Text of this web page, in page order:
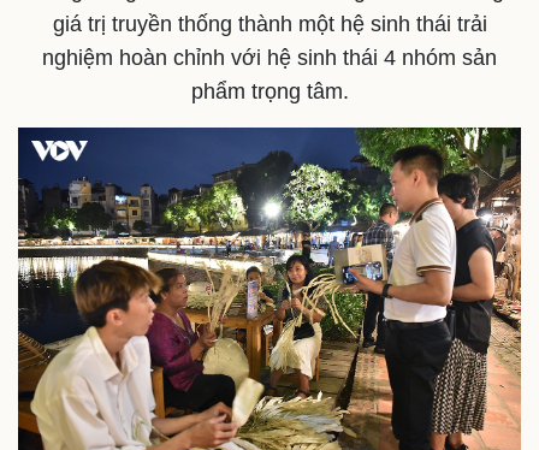
giá trị truyền thống thành một hệ sinh thái trải
nghiệm hoàn chỉnh với hệ sinh thái 4 nhóm sản
phẩm trọng tâm.